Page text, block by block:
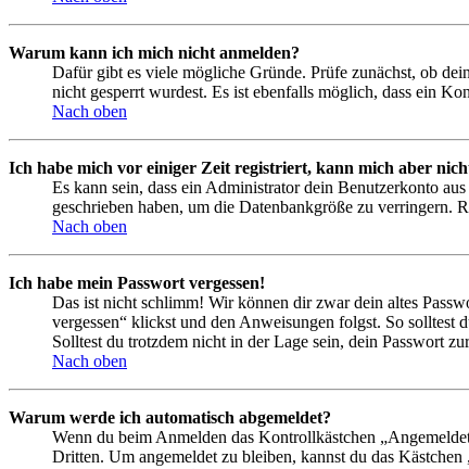
Warum kann ich mich nicht anmelden?
Dafür gibt es viele mögliche Gründe. Prüfe zunächst, ob
nicht gesperrt wurdest. Es ist ebenfalls möglich, dass ein
Nach oben
Ich habe mich vor einiger Zeit registriert, kann mich aber
Es kann sein, dass ein Administrator dein Benutzerkonto
geschrieben haben, um die Datenbankgröße zu verringern.
Nach oben
Ich habe mein Passwort vergessen!
Das ist nicht schlimm! Wir können dir zwar dein altes
vergessen“ klickst und den Anweisungen folgst. So solltest
Solltest du trotzdem nicht in der Lage sein, dein Passwort
Nach oben
Warum werde ich automatisch abgemeldet?
Wenn du beim Anmelden das Kontrollkästchen
Dritten. Um angemeldet zu bleiben, kannst du das